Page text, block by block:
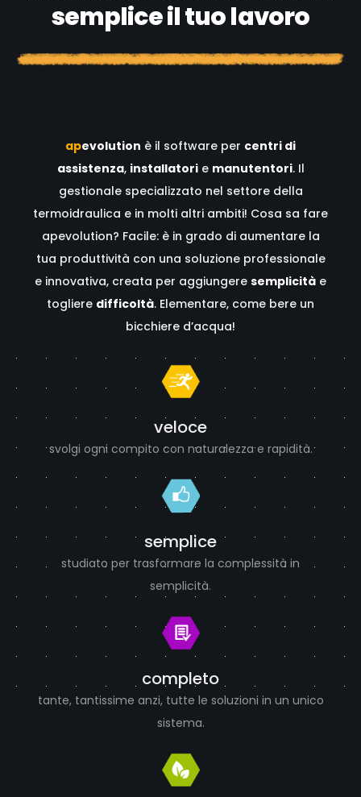
semplice il tuo lavoro
apevolution è il software per centri di
assistenza, installatorie manutentori. Il
gestionale specializzato nel settore della
termoidraulica e in molti altri ambiti! Cosa sa fare
apevolution? Facile: è in grado di aumentare la
tua produttività con una soluzione professionale
e innovativa, creata per aggiungere semplicità e
togliere difficoltà. Elementare, come bere un
bicchiere d’acqua!
veloce
svolgi ogni compito con naturalezza e rapidità.
semplice
studiato per trasformare la complessità in
semplicità.
completo
tante, tantissime anzi, tutte le soluzioni in un unico
sistema.